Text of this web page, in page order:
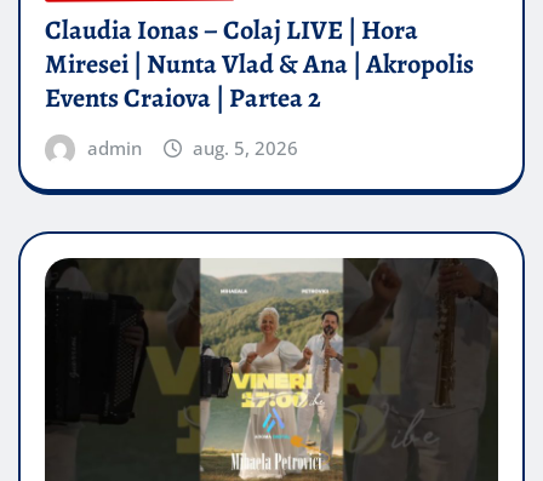
Claudia Ionas – Colaj LIVE | Hora
Miresei | Nunta Vlad & Ana | Akropolis
Events Craiova | Partea 2
admin aug. 5, 2026